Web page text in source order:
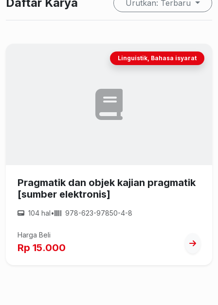
Urutkan: Terbaru
Linguistik, Bahasa isyarat
Pragmatik dan objek kajian pragmatik
[sumber elektronis]
104 hal• 978-623-97850-4-8
Harga Beli
Rp 15.000